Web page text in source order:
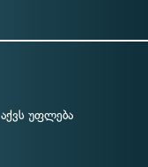
აქვს უფლება